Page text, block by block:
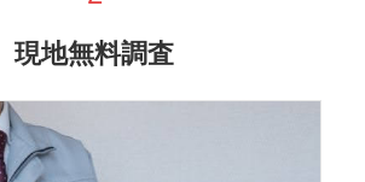
現地無料調査